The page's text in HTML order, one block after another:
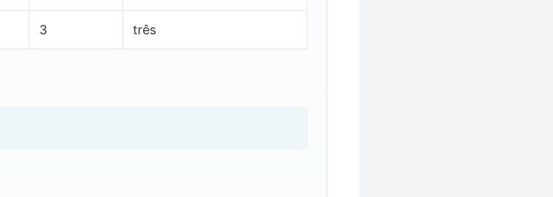
3 três